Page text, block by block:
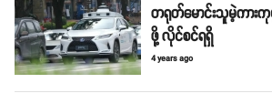
တရုတ်မောင်းသူမဲ့ကား
ဖို့ လိုင်စင်ရရှိ
4 years ago